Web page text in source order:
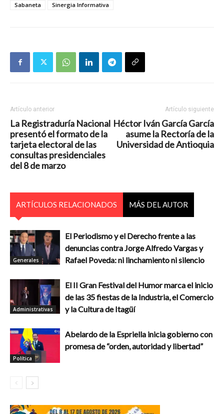
Sabaneta Sinergia Informativa
Artículo anterior
La Registraduría Nacional
presentó el formato de la
tarjeta electoral de las
consultas presidenciales
del 8 de marzo
Artículo siguiente
Héctor Iván García García
asume la Rectoría de la
Universidad de Antioquia
ARTÍCULOS RELACIONADOS MÁS DEL AUTOR
Generales
El Periodismo y el Derecho frente a las
denuncias contra Jorge Alfredo Vargas y
Rafael Poveda: ni linchamiento ni silencio
Administrativas
El II Gran Festival del Humor marca el inicio
de las 35 fiestas de la Industria, el Comercio
y la Cultura de Itagüí
Política
Abelardo de la Espriella inicia gobierno con
promesa de “orden, autoridad y libertad”